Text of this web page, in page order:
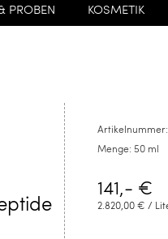
PROBEN KOSMETIK
Artikelnummer:
Menge: 50 ml
141,- €
2.820,00 € /